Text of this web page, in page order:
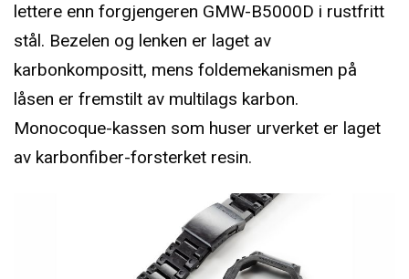
lettere enn forgjengeren GMW-B5000D i rustfritt
stål. Bezelen og lenken er laget av
karbonkompositt, mens foldemekanismen på
låsen er fremstilt av multilags karbon.
Monocoque-kassen som huser urverket er laget
av karbonfiber-forsterket resin.